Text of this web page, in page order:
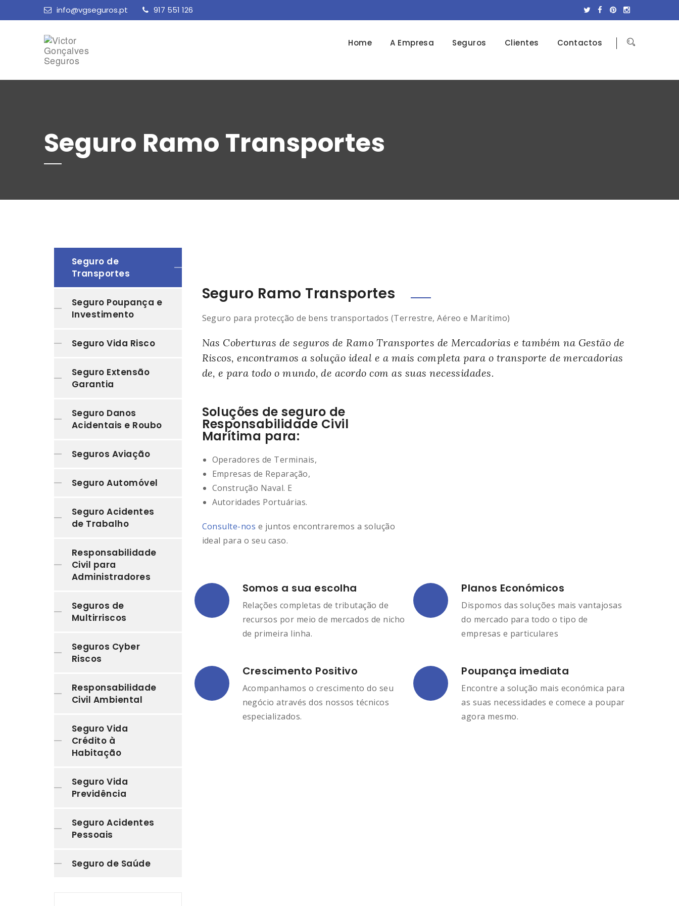
info@vgseguros.pt 917 551 126
Home A Empresa Seguros Clientes Contactos
Seguro Ramo Transportes
Seguro de
Transportes
Seguro Poupança e
Investimento
Seguro Vida Risco
Seguro Extensão
Garantia
Seguro Danos
Acidentais e Roubo
Seguros Aviação
Seguro Automóvel
Seguro Acidentes
de Trabalho
Responsabilidade
Civil para
Administradores
Seguros de
Multirriscos
Seguros Cyber
Riscos
Responsabilidade
Civil Ambiental
Seguro Vida
Crédito à
Habitação
Seguro Vida
Previdência
Seguro Acidentes
Pessoais
Seguro de Saúde
Seguro Ramo Transportes
Seguro para protecção de bens transportados (Terrestre, Aéreo e Marítimo)
Nas Coberturas de seguros de Ramo Transportes de Mercadorias e também na Gestão de
Riscos, encontramos a solução ideal e a mais completa para o transporte de mercadorias
de, e para todo o mundo, de acordo com as suas necessidades.
Soluções de seguro de
Responsabilidade Civil
Marítima para:
Operadores de Terminais,
Empresas de Reparação,
Construção Naval. E
Autoridades Portuárias.
Consulte-nos e juntos encontraremos a solução
ideal para o seu caso.
Somos a sua escolha
Relações completas de tributação de
recursos por meio de mercados de nicho
de primeira linha.
Planos Económicos
Dispomos das soluções mais vantajosas
do mercado para todo o tipo de
empresas e particulares
Crescimento Positivo
Acompanhamos o crescimento do seu
negócio através dos nossos técnicos
especializados.
Poupança imediata
Encontre a solução mais económica para
as suas necessidades e comece a poupar
agora mesmo.